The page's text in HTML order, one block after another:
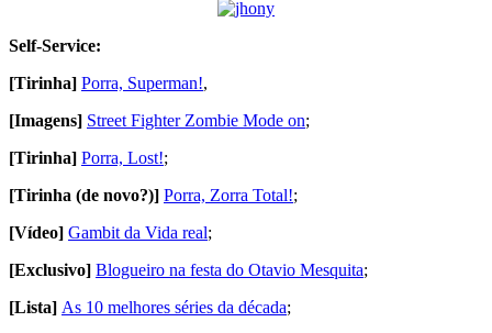
Self-Service:
[Tirinha] Porra, Superman!,
[Imagens] Street Fighter Zombie Mode on;
[Tirinha] Porra, Lost!;
[Tirinha (de novo?)] Porra, Zorra Total!;
[Vídeo] Gambit da Vida real;
[Exclusivo] Blogueiro na festa do Otavio Mesquita;
[Lista] As 10 melhores séries da década;